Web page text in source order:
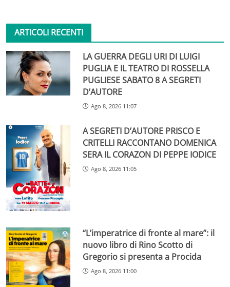
ARTICOLI RECENTI
LA GUERRA DEGLI URI DI LUIGI
PUGLIA E IL TEATRO DI ROSSELLA
PUGLIESE SABATO 8 A SEGRETI
D’AUTORE
Ago 8, 2026 11:07
A SEGRETI D’AUTORE PRISCO E
CRITELLI RACCONTANO DOMENICA
SERA IL CORAZON DI PEPPE IODICE
Ago 8, 2026 11:05
“L’imperatrice di fronte al mare”: il
nuovo libro di Rino Scotto di
Gregorio si presenta a Procida
Ago 8, 2026 11:00